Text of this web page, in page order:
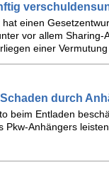
einen
vor allem
einer
durch
beim Entladen
Pkw-Anhängers